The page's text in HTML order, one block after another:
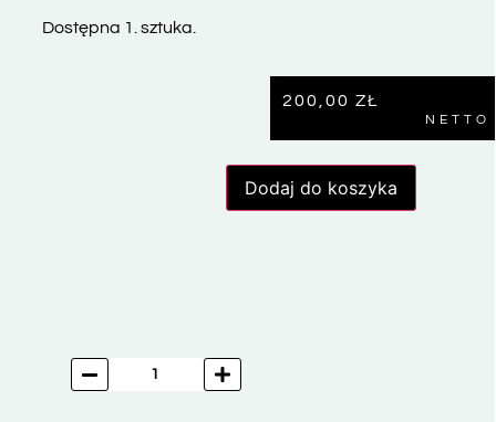
Dostępna 1. sztuka.
200,00 ZŁ
NETTO
Dodaj do koszyka